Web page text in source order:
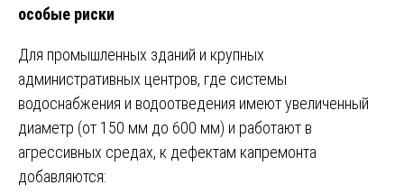
особые риски
Для промышленных зданий и крупных
административных центров, где системы
водоснабжения и водоотведения имеют увеличенный
диаметр (от 150 мм до 600 мм) и работают в
агрессивных средах, к дефектам капремонта
добавляются: